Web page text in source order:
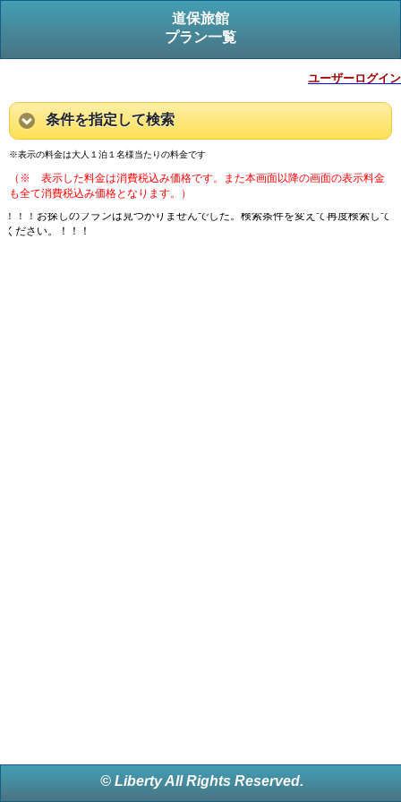
道保旅館
プラン一覧
ユーザーログイン
条件を指定して検索
※表示の料金は大人１泊１名様当たりの料金です
（※ 表示した料金は消費税込み価格です。また本画面以降の画面の表示料金
も全て消費税込み価格となります。）
！！！お探しのプランは見つかりませんでした。検索条件を変えて再度検索して
ください。！！！
© Liberty All Rights Reserved.